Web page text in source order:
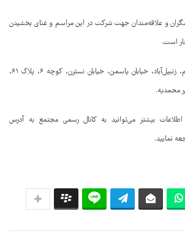
و علاقه‌مندان جهت شرکت در این مراسم و غنای بخشیدن
است.
نشانی دقیق محل برگزاری: قم، زنبیل‌آباد، خیابان یاسمن، خیابان نسترن، کوچه ۶، پلاک ۶۱،
محمدیه.
اطلاعات بیشتر می‌توانید به کانال رسمی مجتمع به آدرس
نمایید.